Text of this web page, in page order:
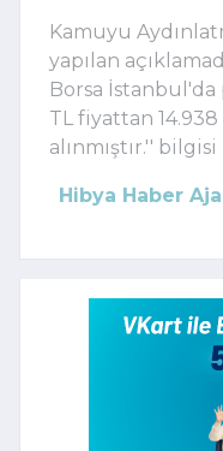
Kamuyu
yapılan
Borsa İstanbul'da
TL fiyattan
alınmıştır.'' bilgisi
Hibya Haber